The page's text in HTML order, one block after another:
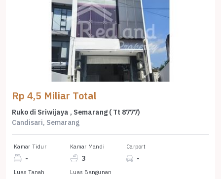
Rp 4,5 Miliar Total
Ruko di Sriwijaya , Semarang ( Tt 8777)
Candisari, Semarang
Kamar Tidur
-
Kamar Mandi
3
Carport
-
Luas Tanah Luas Bangunan